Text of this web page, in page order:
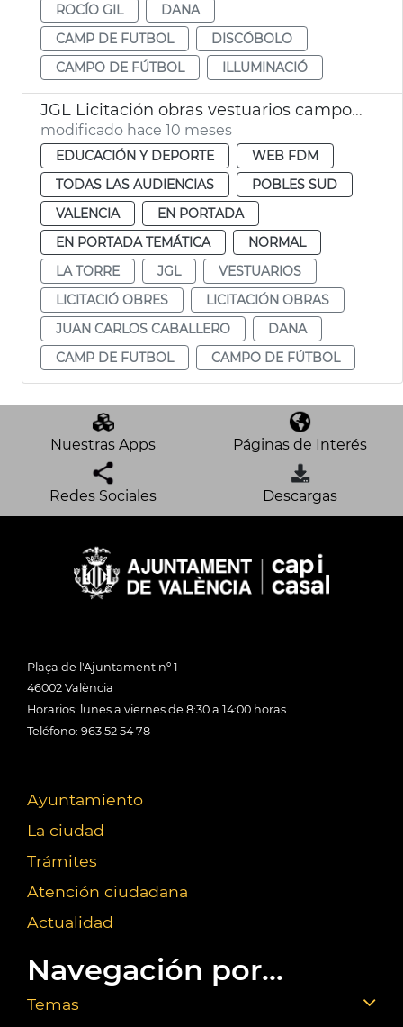
ROCÍO GIL
DANA
CAMP DE FUTBOL
DISCÓBOLO
CAMPO DE FÚTBOL
ILLUMINACIÓ
JGL Licitación obras vestuarios campo fútbol La Torre
modificado hace 10 meses
EDUCACIÓN Y DEPORTE
WEB FDM
TODAS LAS AUDIENCIAS
POBLES SUD
VALENCIA
EN PORTADA
EN PORTADA TEMÁTICA
NORMAL
LA TORRE
JGL
VESTUARIOS
LICITACIÓ OBRES
LICITACIÓN OBRAS
JUAN CARLOS CABALLERO
DANA
CAMP DE FUTBOL
CAMPO DE FÚTBOL
Nuestras Apps Páginas de Interés
Redes Sociales Descargas
Plaça de l'Ajuntament nº 1
46002 València
Horarios: lunes a viernes de 8:30 a 14:00 horas
Teléfono: 963 52 54 78
Ayuntamiento
La ciudad
Trámites
Atención ciudadana
Actualidad
Navegación por...
Temas